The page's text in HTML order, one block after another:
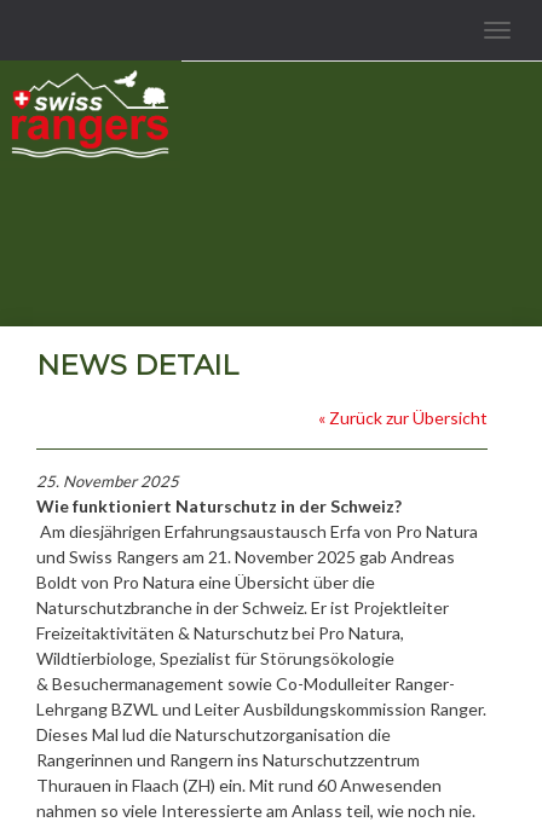
Toggle
NEWS DETAIL
« Zurück zur Übersicht
25. November 2025
Wie funktioniert Naturschutz in der Schweiz?
Am diesjährigen Erfahrungsaustausch Erfa von Pro Natura
und Swiss Rangers am 21. November 2025 gab Andreas
Boldt von Pro Natura eine Übersicht über die
Naturschutzbranche in der Schweiz. Er ist Projektleiter
Freizeitaktivitäten & Naturschutz bei Pro Natura,
Wildtierbiologe, Spezialist für Störungsökologie
& Besuchermanagement sowie Co-Modulleiter Ranger-
Lehrgang BZWL und Leiter Ausbildungskommission Ranger.
Dieses Mal lud die Naturschutzorganisation die
Rangerinnen und Rangern ins Naturschutzzentrum
Thurauen in Flaach (ZH) ein. Mit rund 60 Anwesenden
nahmen so viele Interessierte am Anlass teil, wie noch nie.